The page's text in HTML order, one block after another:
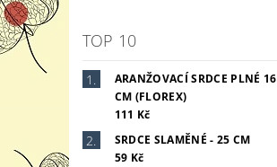
TOP 10
ARANŽOVACÍ SRDCE PLNÉ 16
CM (FLOREX)
111 Kč
SRDCE SLAMĚNÉ - 25 CM
59 Kč